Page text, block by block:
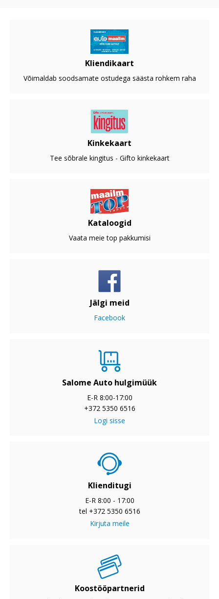
Kliendikaart
Võimaldab soodsamate ostudega säästa rohkem raha
Kinkekaart
Tee sõbrale kingitus - Gifto kinkekaart
Kataloogid
Vaata meie top pakkumisi
Jälgi meid
Facebook
Salome Auto hulgimüük
E-R 8:00-17:00
+372 5350 6516
Logi sisse
Klienditugi
E-R 8:00 - 17:00
tel +372 5350 6516
Kirjuta meile
Koostööpartnerid